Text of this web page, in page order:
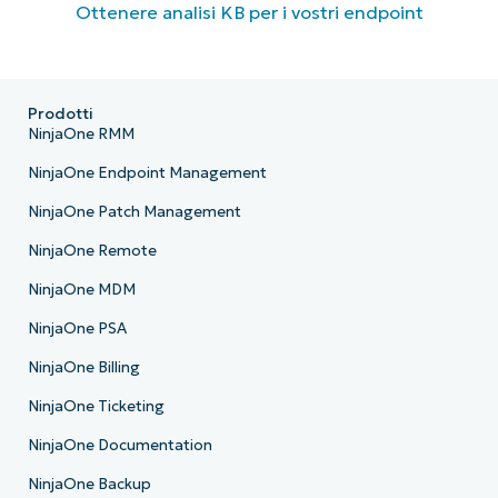
Ottenere analisi KB per i vostri endpoint
Prodotti
NinjaOne RMM
NinjaOne Endpoint Management
NinjaOne Patch Management
NinjaOne Remote
NinjaOne MDM
NinjaOne PSA
NinjaOne Billing
NinjaOne Ticketing
NinjaOne Documentation
NinjaOne Backup